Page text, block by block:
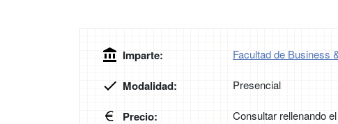
Imparte: Facultad de Business
Modalidad: Presencial
Precio: Consultar rellenando